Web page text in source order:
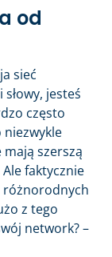
od
sieć
jesteś
często
niezwykle
szerszą
faktycznie
różnorodnych
z tego
network? –